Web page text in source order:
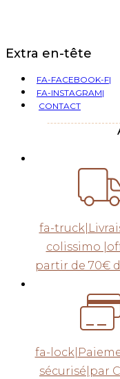
Extra en-tête
FA-FACEBOOK-F|
FA-INSTAGRAM|
CONTACT
fa-
colissimo
partir de 70€
fa-
sécurisé|par